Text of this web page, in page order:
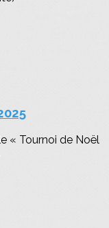
« Tournoi de Noël